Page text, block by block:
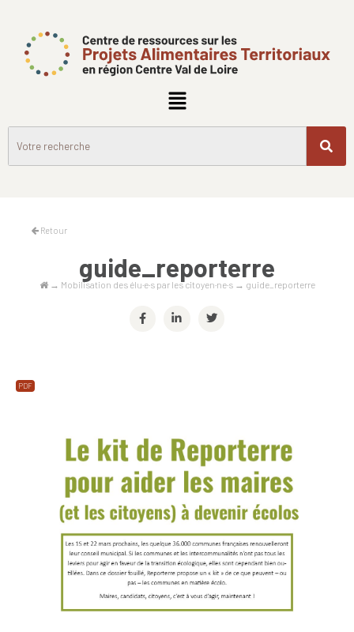
Retour
guide_reporterre
→ Mobilisation des élu·e·s par les citoyen·ne·s→ guide_reporterre